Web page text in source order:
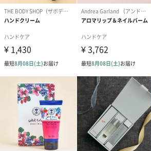
【Aroma Fresco】(アロマフレスコ）
「shared Cosmetic（シェアードコス
コンセプトは、
「shared Cosmetic（シェアードコスメ）
【Aroma Fresco】は、男女の性差を意識
たとき漂う清潔感や
凛とした印象、自然な振る舞い、品のある
生まれたブランドです。